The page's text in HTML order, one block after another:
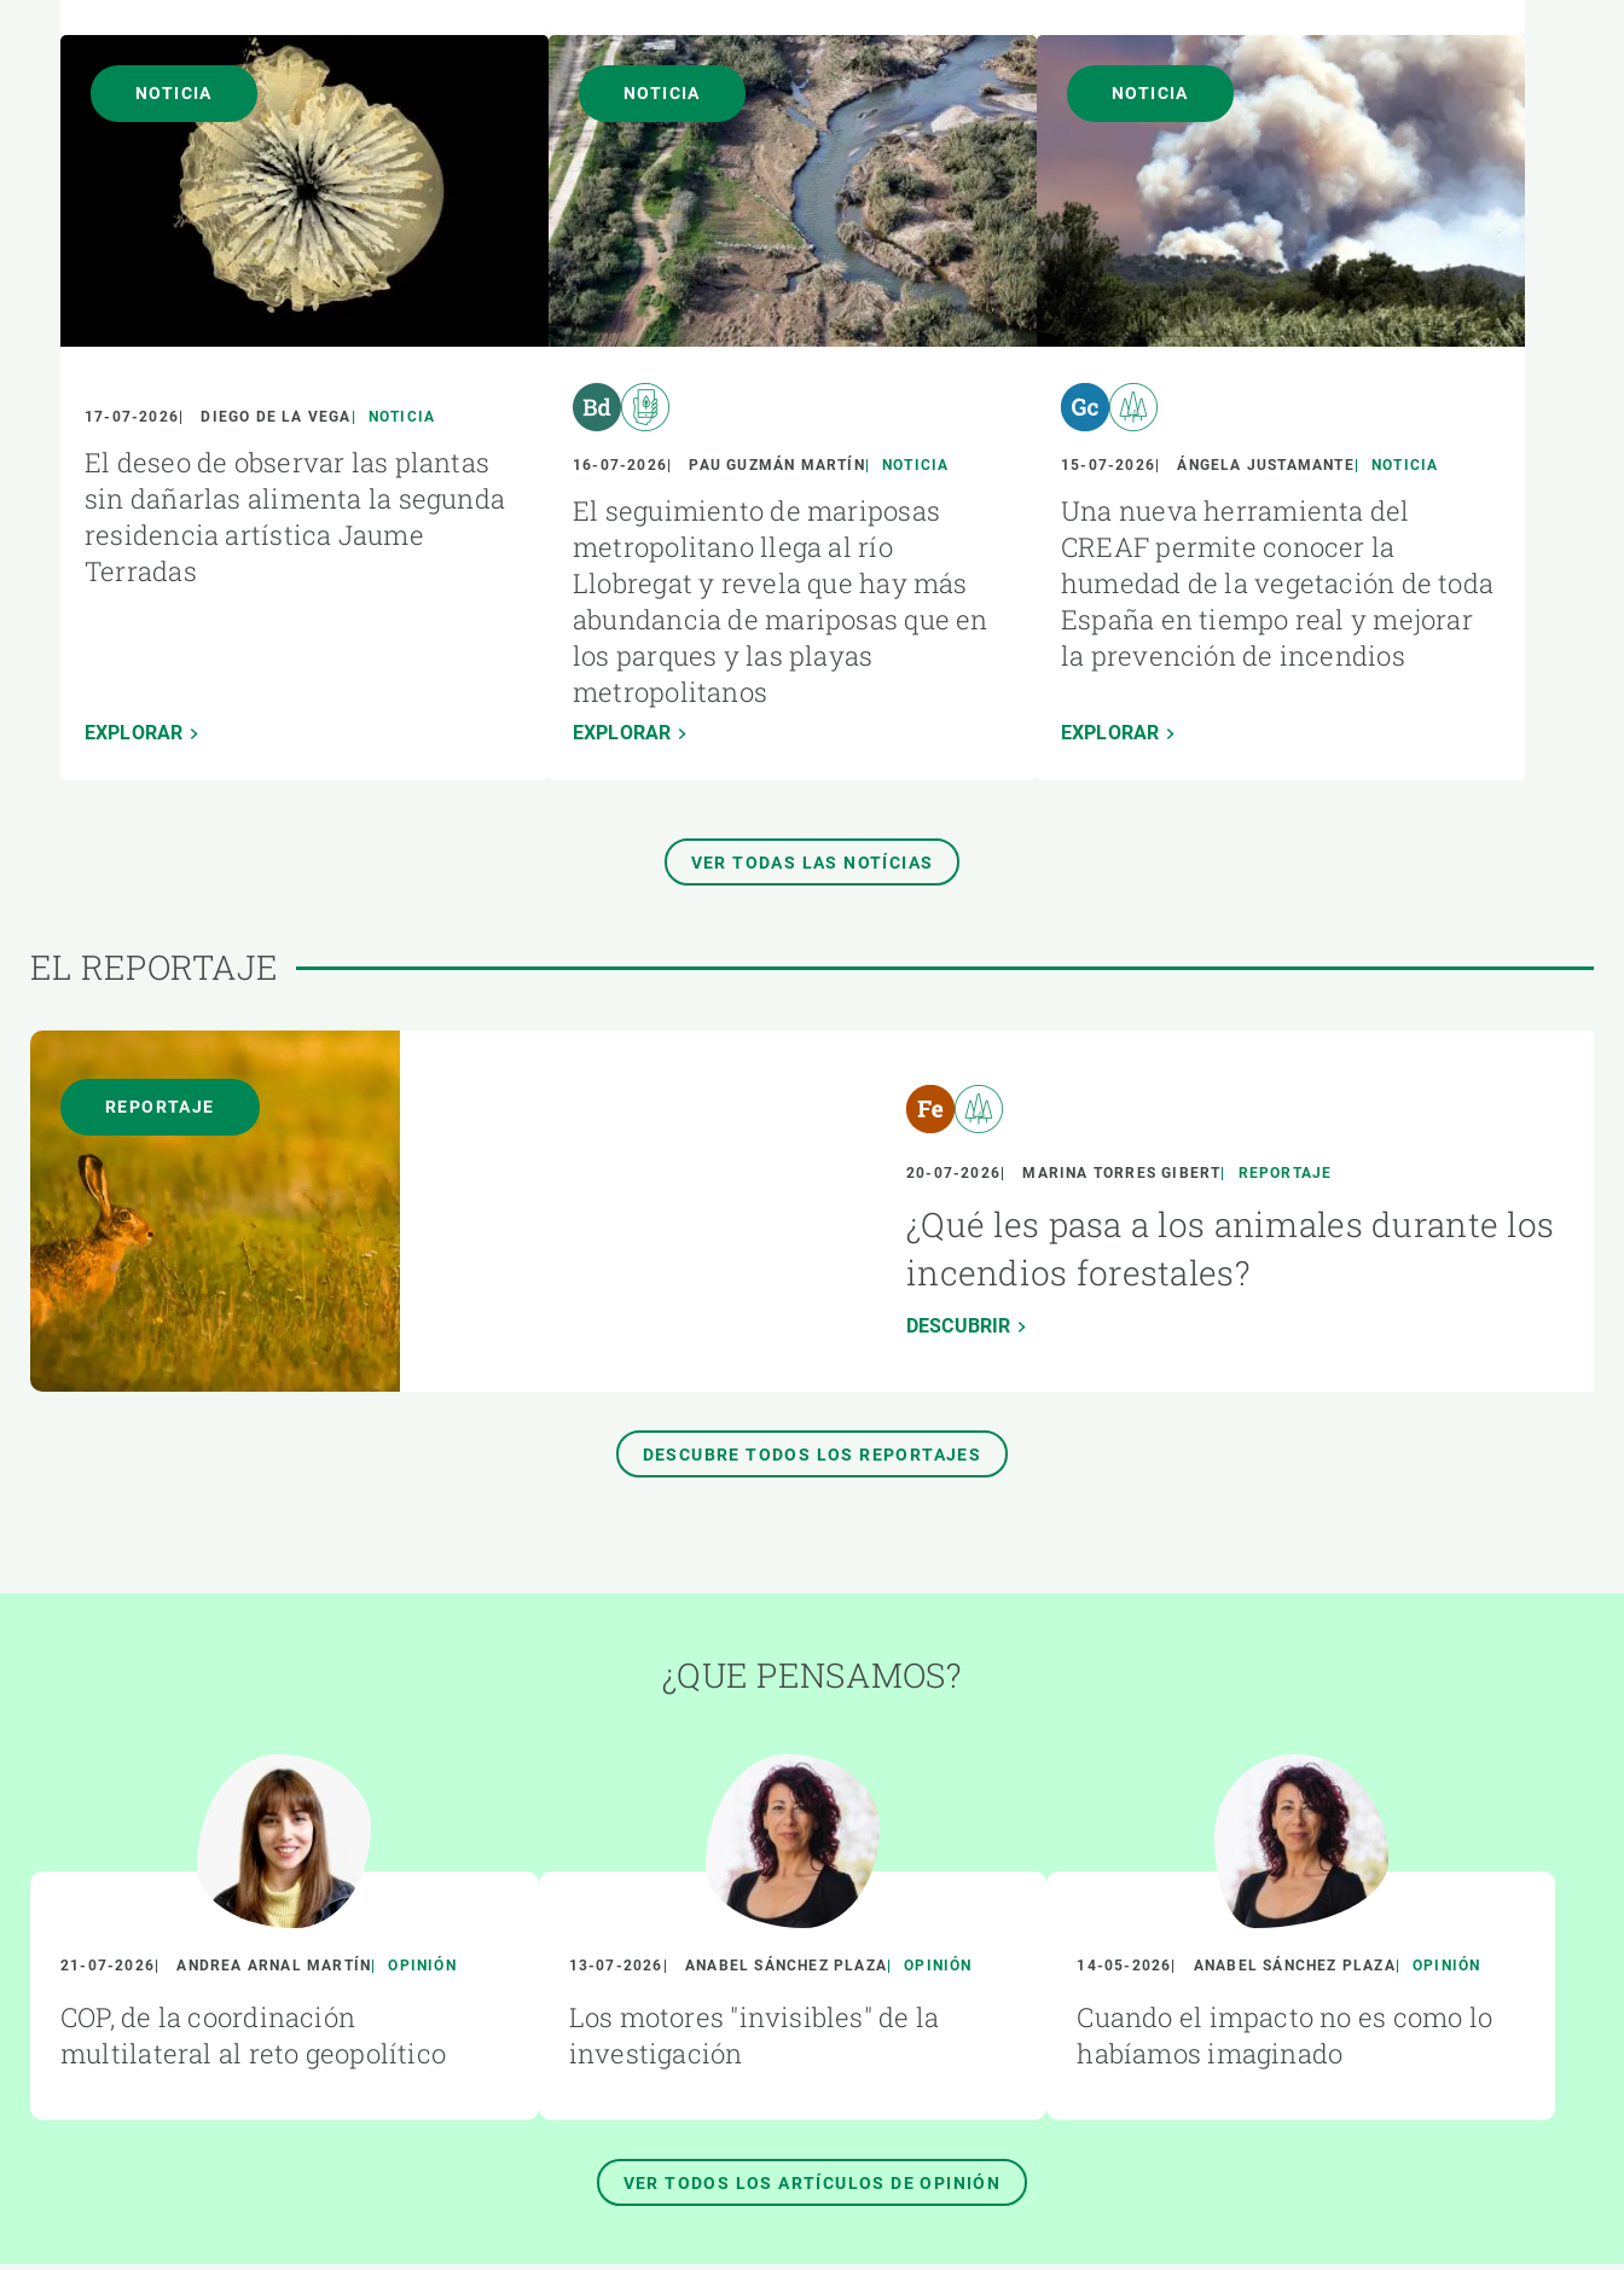
NOTICIA
17-07-2026 DIEGO DE LA VEGA NOTICIA
El deseo de observar las plantas
sin dañarlas alimenta la segunda
residencia artística Jaume
Terradas
EXPLORAR
NOTICIA
16-07-2026 PAU GUZMÁN MARTÍN NOTICIA
El seguimiento de mariposas
metropolitano llega al río
Llobregat y revela que hay más
abundancia de mariposas que en
los parques y las playas
metropolitanos
EXPLORAR
NOTICIA
15-07-2026 ÁNGELA JUSTAMANTE NOTICIA
Una nueva herramienta del
CREAF permite conocer la
humedad de la vegetación de toda
España en tiempo real y mejorar
la prevención de incendios
EXPLORAR
VER TODAS LAS NOTÍCIAS
EL REPORTAJE
REPORTAJE
20-07-2026 MARINA TORRES GIBERT REPORTAJE
¿Qué les pasa a los animales durante los
incendios forestales?
DESCUBRIR
DESCUBRE TODOS LOS REPORTAJES
¿QUE PENSAMOS?
21-07-2026 ANDREA ARNAL MARTÍN OPINIÓN
COP, de la coordinación
multilateral al reto geopolítico
13-07-2026 ANABEL SÁNCHEZ PLAZA OPINIÓN
Los motores "invisibles" de la
investigación
14-05-2026 ANABEL SÁNCHEZ PLAZA OPINIÓN
Cuando el impacto no es como lo
habíamos imaginado
VER TODOS LOS ARTÍCULOS DE OPINIÓN